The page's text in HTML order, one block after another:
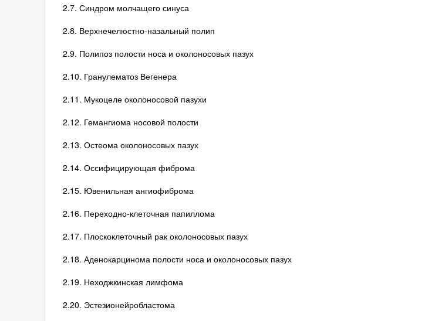
2.7. Синдром молчащего синуса
2.8. Верхнечелюстно-назальный полип
2.9. Полипоз полости носа и околоносовых пазух
2.10. Гранулематоз Вегенера
2.11. Мукоцеле околоносовой пазухи
2.12. Гемангиома носовой полости
2.13. Остеома околоносовых пазух
2.14. Оссифицирующая фиброма
2.15. Ювенильная ангиофиброма
2.16. Переходно-клеточная папиллома
2.17. Плоскоклеточный рак околоносовых пазух
2.18. Аденокарцинома полости носа и околоносовых пазух
2.19. Неходжкинская лимфома
2.20. Эстезионейробластома